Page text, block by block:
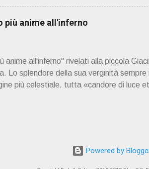
Occultismo Peccati gravi o mortali I
in modo grave e deliberato. Questi
gli altri. Quando una persona commette
alla vita sacramentale della
più anime all'inferno
anime all'inferno" rivelati alla piccola
Lo splendore della sua verginità
più celestiale, tutta «candore di luce
Maternità verginale della Madonna:
(Ap 14,4) nel tempo e nell'eternità. E
Powered by